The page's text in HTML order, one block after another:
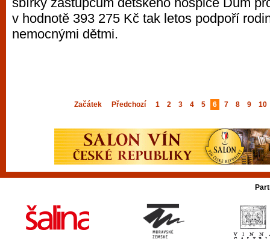
v hodnotě 393 275 Kč tak letos podpoří
nemocnými dětmi.
Začátek Předchozí 1 2 3 4 5 6 7 8 9 10